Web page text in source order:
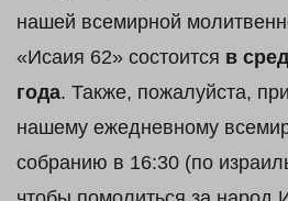
нашей всемирной
«Исаия 62» состоится в
года. Также, пожалуйста,
нашему ежедневному
собранию в 16:30 (по